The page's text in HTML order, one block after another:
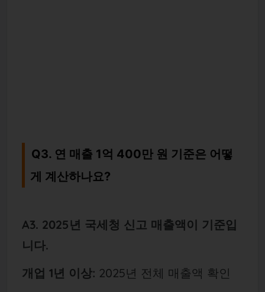
Q3. 연 매출 1억 400만 원 기준은 어떻
게 계산하나요?
A3. 2025년 국세청 신고 매출액이 기준입
니다.
개업 1년 이상: 2025년 전체 매출액 확인